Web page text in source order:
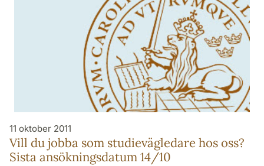
11 oktober 2011
Vill du jobba som studievägledare hos oss?
Sista ansökningsdatum 14/10